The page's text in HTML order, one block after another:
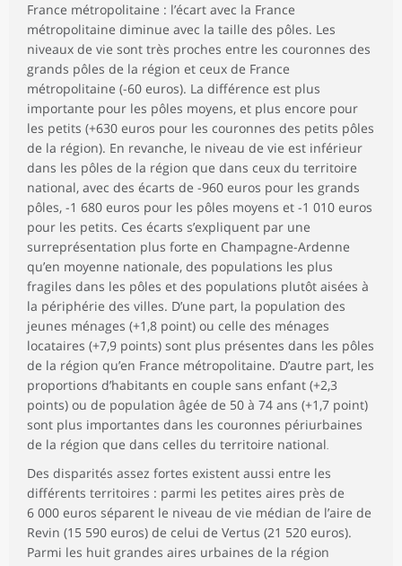
France métropolitaine : l’écart avec la France
métropolitaine diminue avec la taille des pôles. Les
niveaux de vie sont très proches entre les couronnes des
grands pôles de la région et ceux de France
métropolitaine (-60 euros). La différence est plus
importante pour les pôles moyens, et plus encore pour
les petits (+630 euros pour les couronnes des petits pôles
de la région). En revanche, le niveau de vie est inférieur
dans les pôles de la région que dans ceux du territoire
national, avec des écarts de -960 euros pour les grands
pôles, -1 680 euros pour les pôles moyens et -1 010 euros
pour les petits. Ces écarts s’expliquent par une
surreprésentation plus forte en Champagne-Ardenne
qu’en moyenne nationale, des populations les plus
fragiles dans les pôles et des populations plutôt aisées à
la périphérie des villes. D’une part, la population des
jeunes ménages (+1,8 point) ou celle des ménages
locataires (+7,9 points) sont plus présentes dans les pôles
de la région qu’en France métropolitaine. D’autre part, les
proportions d’habitants en couple sans enfant (+2,3
points) ou de population âgée de 50 à 74 ans (+1,7 point)
sont plus importantes dans les couronnes périurbaines
de la région que dans celles du territoire national.
Des disparités assez fortes existent aussi entre les
différents territoires : parmi les petites aires près de
6 000 euros séparent le niveau de vie médian de l’aire de
Revin (15 590 euros) de celui de Vertus (21 520 euros).
Parmi les huit grandes aires urbaines de la région